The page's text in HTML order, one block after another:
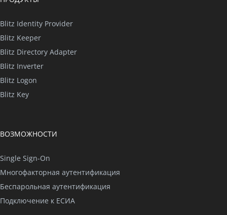
Blitz Identity Provider
Blitz Keeper
Blitz Directory Adapter
Blitz Inverter
Blitz Logon
Blitz Key
ВОЗМОЖНОСТИ
Single Sign-On
Многофакторная аутентификация
Беспарольная аутентификация
Подключение к ЕСИА